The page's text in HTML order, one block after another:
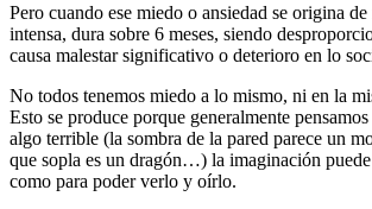
Pero cuando ese miedo o ansiedad se origina
intensa, dura sobre 6 meses, siendo
causa malestar significativo o deterioro en lo
No todos tenemos miedo a lo mismo, ni en la
Esto se produce porque generalmente
algo terrible (la sombra de la pared parece un
que sopla es un dragón…) la imaginación puede
como para poder verlo y oírlo.